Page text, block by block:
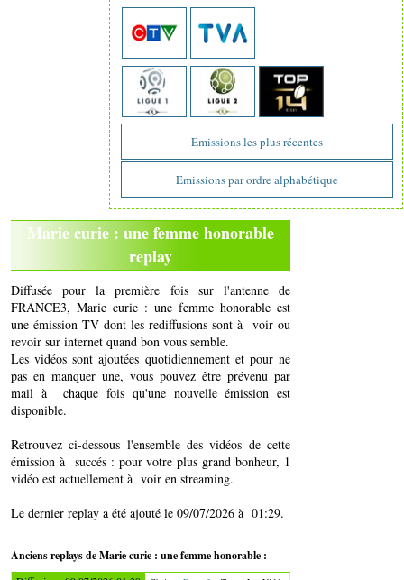
Emissions les plus récentes
Emissions par ordre alphabétique
Marie curie : une femme honorable
replay
Diffusée pour la première fois sur l'antenne de
FRANCE3, Marie curie : une femme honorable est
une émission TV dont les rediffusions sont à voir ou
revoir sur internet quand bon vous semble.
Les vidéos sont ajoutées quotidiennement et pour ne
pas en manquer une, vous pouvez être prévenu par
mail à chaque fois qu'une nouvelle émission est
disponible.
Retrouvez ci-dessous l'ensemble des vidéos de cette
émission à succés : pour votre plus grand bonheur, 1
vidéo est actuellement à voir en streaming.
Le dernier replay a été ajouté le 09/07/2026 à 01:29.
Anciens replays de Marie curie : une femme honorable :